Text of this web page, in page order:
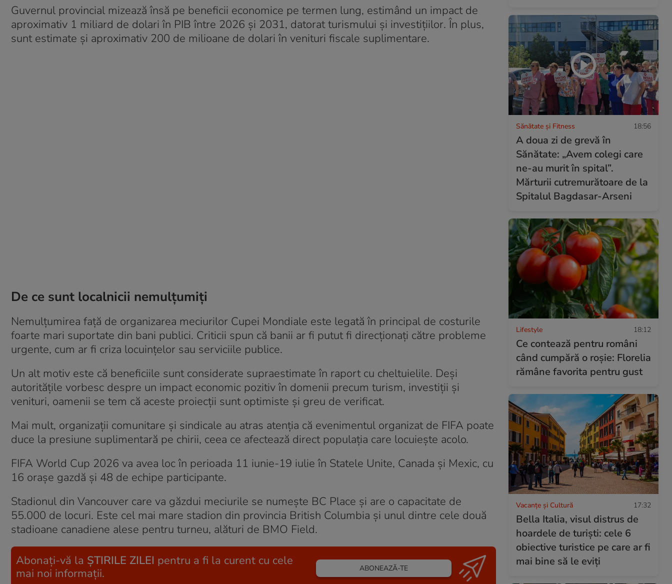
Guvernul provincial mizează însă pe beneficii economice pe termen lung, estimând un impact de
aproximativ 1 miliard de dolari în PIB între 2026 și 2031, datorat turismului și investițiilor. În plus,
sunt estimate și aproximativ 200 de milioane de dolari în venituri fiscale suplimentare.
De ce sunt localnicii nemulțumiți
Nemulțumirea față de organizarea meciurilor Cupei Mondiale este legată în principal de costurile
foarte mari suportate din bani publici. Criticii spun că banii ar fi putut fi direcționați către probleme
urgente, cum ar fi criza locuințelor sau serviciile publice.
Un alt motiv este că beneficiile sunt considerate supraestimate în raport cu cheltuielile. Deși
autoritățile vorbesc despre un impact economic pozitiv în domenii precum turism, investiții și
venituri, oamenii se tem că aceste proiecții sunt optimiste și greu de verificat.
Mai mult, organizații comunitare și sindicale au atras atenția că evenimentul organizat de FIFA poate
duce la presiune suplimentară pe chirii, ceea ce afectează direct populația care locuiește acolo.
FIFA World Cup 2026 va avea loc în perioada 11 iunie-19 iulie în Statele Unite, Canada și Mexic, cu
16 orașe gazdă și 48 de echipe participante.
Stadionul din Vancouver care va găzdui meciurile se numește BC Place și are o capacitate de
55.000 de locuri. Este cel mai mare stadion din provincia British Columbia și unul dintre cele două
stadioane canadiene alese pentru turneu, alături de BMO Field.
Abonați-vă la ȘTIRILE ZILEI pentru a fi la curent cu cele
mai noi informații.
ABONEAZĂ-TE
Sănătate și Fitness 18:56
A doua zi de grevă în
Sănătate: „Avem colegi care
ne-au murit în spital”.
Mărturii cutremurătoare de la
Spitalul Bagdasar-Arseni
Lifestyle 18:12
Ce contează pentru români
când cumpără o roșie: Florelia
rămâne favorita pentru gust
Vacanțe și Cultură 17:32
Bella Italia, visul distrus de
hoardele de turiști: cele 6
obiective turistice pe care ar fi
mai bine să le eviți